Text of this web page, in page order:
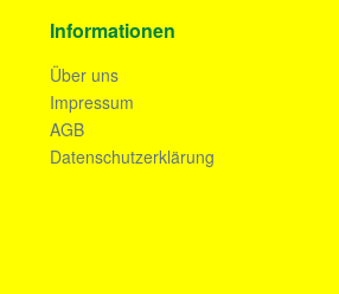
Informationen
Über uns
Impressum
AGB
Datenschutzerklärung